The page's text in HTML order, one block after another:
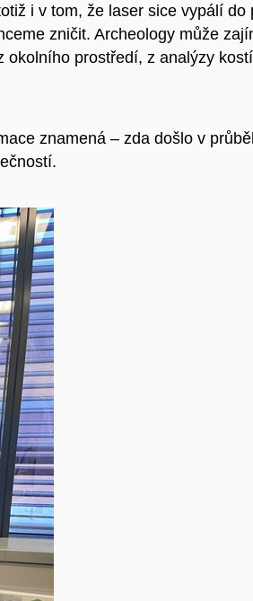
i v tom, že laser sice vypálí
zničit. Archeology může
prostředí, z analýzy
znamená – zda došlo v